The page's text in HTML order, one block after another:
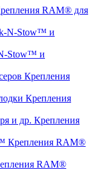
RAM® для
Stow™ и
Крепления
Крепления
Крепления
Крепления RAM®
RAM®